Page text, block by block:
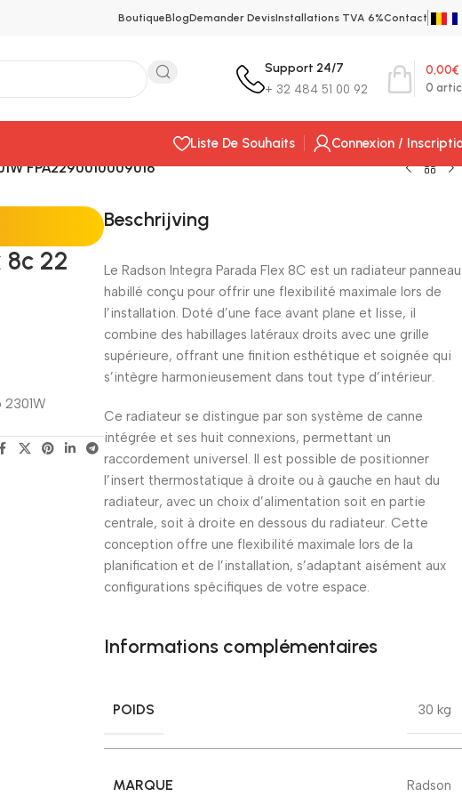
BoutiqueBlogDemander DevisInstallations TVA 6%Contact
Support 24/7
+ 32 484 51 00 92 0
0,00€
Liste De Souhaits
Connexion /
FPA2290010009016
22
2301W
Beschrijving
Le Radson Integra Parada Flex 8C est un radiateur panneau
habillé conçu pour offrir une flexibilité maximale lors de
l’installation. Doté d’une face avant plane et lisse, il
combine des habillages latéraux droits avec une grille
supérieure, offrant une finition esthétique et soignée qui
s’intègre harmonieusement dans tout type d’intérieur.
Ce radiateur se distingue par son système de canne
intégrée et ses huit connexions, permettant un
raccordement universel. Il est possible de positionner
l’insert thermostatique à droite ou à gauche en haut du
radiateur, avec un choix d’alimentation soit en partie
centrale, soit à droite en dessous du radiateur. Cette
conception offre une flexibilité maximale lors de la
planification et de l’installation, s’adaptant aisément aux
configurations spécifiques de votre espace.
Informations complémentaires
POIDS 30 kg
MARQUE Radson